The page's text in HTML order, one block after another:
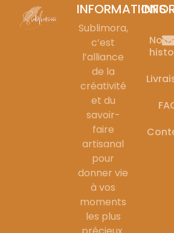
INFORMATIONS
Sublimora,
c’est
l’alliance
de la
créativité
et du
savoir-
faire
artisanal
pour
donner vie
à vos
moments
les plus